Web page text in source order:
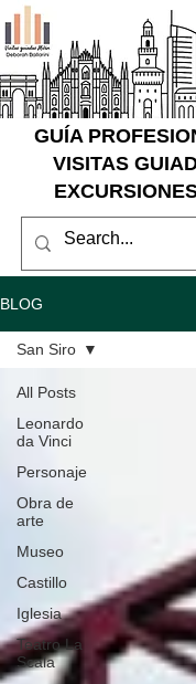
GUÍA
VISITAS
BLOG
All Posts
Leonardo
da Vinci
Personaje
Obra de
arte
Museo
Castillo
Iglesia
Teatro La
Scala
San Siro